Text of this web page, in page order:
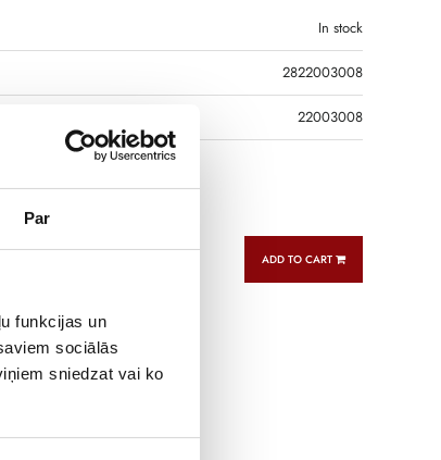
Par
funkcijas un
sociālās
sniedzat vai ko
In stock
2822003008
22003008
body SIRCO M 3P 80A
ADD TO CART